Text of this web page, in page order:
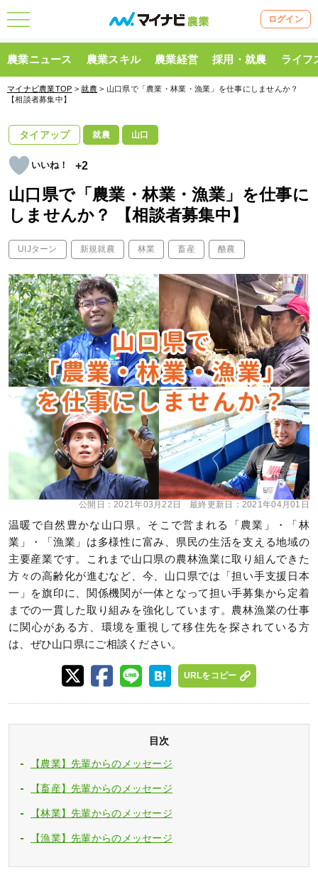
ログイン
農業ニュース 農業スキル 農業経営 採用・就農 ライフ
マイナビ農業TOP >就農 > 山口県で「農業・林業・漁業」を仕事にしませんか？
【相談者募集中】
タイアップ 就農 山口
+2
山口県で「農業・林業・漁業」を仕事に
しませんか？ 【相談者募集中】
UIJターン 新規就農 林業 畜産 酪農
公開日：2021年03月22日 最終更新日： 2021年04月01日
温暖で自然豊かな山口県。そこで営まれる「農業」・「林
業」・「漁業」は多様性に富み、県民の生活を支える地域の
主要産業です。これまで山口県の農林漁業に取り組んできた
方々の高齢化が進むなど、今、山口県では「担い手支援日本
一」を旗印に、関係機関が一体となって担い手募集から定着
までの一貫した取り組みを強化しています。農林漁業の仕事
に関心がある方、環境を重視して移住先を探されている方
は、ぜひ山口県にご相談ください。
URLをコピー
目次
【農業】先輩からのメッセージ
【畜産】先輩からのメッセージ
【林業】先輩からのメッセージ
【漁業】先輩からのメッセージ